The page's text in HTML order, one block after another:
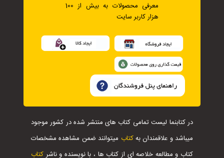
معرفی محصولات به بیش از 100
هزار کاربر سایت
در کتابنما لیست تمامی کتاب های منتشر شده در کشور موجود
میباشد و علاقمندان بهکتاب میتوانند ضمن مشاهده مشخصات
کتاب و مطالعه خلاصه ای از کتاب ها ، با نویسنده و ناشرکتاب